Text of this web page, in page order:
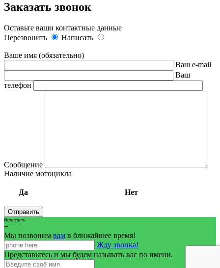
Заказать звонок
Оставьте ваши контактные данные
Перезвонить
Написать
Ваше имя (обязательно)
Ваш e-mail
Ваш
телефон
Сообщение
Наличие мотоцикла
Да Нет
Написать
+
Мы позвоним вам в ближайшее время!
Жду звонка!
Представьтесь и мы будем называть вас по имени.